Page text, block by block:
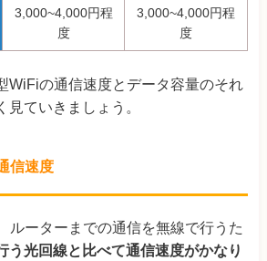
3,000~4,000円程
度
3,000~4,000円程
度
WiFiの通信速度とデータ容量のそれ
見ていきましょう。
信速度
ルーターまでの通信を無線で行うた
う光回線と比べて通信速度がかなり